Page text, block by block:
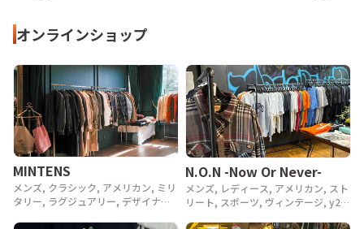
オンラインショップ
MINTENS
メンズ, クラシック, アメリカン, ミリ
タリー, ラグジュアリー, デザイナー,
N.O.N -Now Or Never-
メンズ, レディース, アメリカン, スト
リート, スポーツ, ヴィンテージ, y2k,